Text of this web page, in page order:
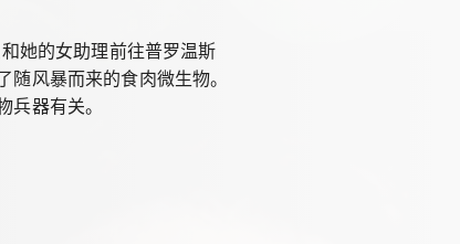
她的女助理前往普罗温斯
风暴而来的食肉微生物。
器有关。